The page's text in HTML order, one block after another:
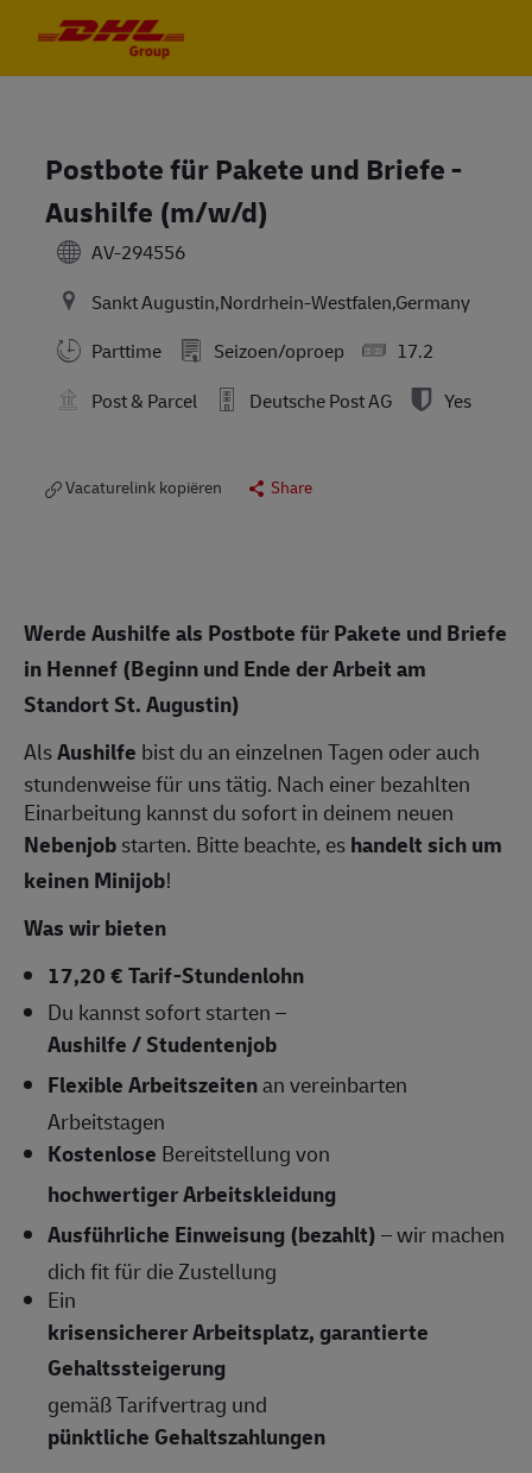
Postbote für Pakete und Briefe -
Aushilfe (m/w/d)
AV-294556
Sankt Augustin,Nordrhein-Westfalen,Germany
Parttime
Seizoen/oproep
17.2
Post & Parcel
Deutsche Post AG Yes
Vacaturelink kopiëren Share
Werde Aushilfe als Postbote für Pakete und Briefe
in Hennef (Beginn und Ende der Arbeit am
Standort St. Augustin)
AlsAushilfe bist du an einzelnen Tagen oder auch
stundenweise für uns tätig. Nach einer bezahlten
Einarbeitung kannst du sofort in deinem neuen
Nebenjobstarten. Bitte beachte, eshandelt sich um
keinen Minijob!
Was wir bieten
17,20 € Tarif-Stundenlohn
Du kannst sofort starten –
Aushilfe / Studentenjob
Flexible Arbeitszeitenan vereinbarten
Arbeitstagen
Kostenlose Bereitstellung von
hochwertiger Arbeitskleidung
Ausführliche Einweisung (bezahlt)– wir machen
dich fit für die Zustellung
Ein
krisensicherer Arbeitsplatz, garantierte
Gehaltssteigerung
gemäß Tarifvertrag und
pünktliche Gehaltszahlungen